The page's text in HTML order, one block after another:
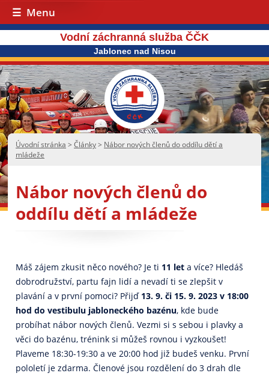
Menu
Vodní záchranná služba ČČK
Jablonec nad Nisou
Úvodní stránka >Články> Nábor nových členů do oddílu dětí a
mládeže
Nábor nových členů do
oddílu dětí a mládeže
Máš zájem zkusit něco nového? Je ti 11 let a více? Hledáš
dobrodružství, partu fajn lidí a nevadí ti se zlepšit v
plavání a v první pomoci? Přijď 13. 9. či 15. 9. 2023 v 18:00
hod do vestibulu jabloneckého bazénu, kde bude
probíhat nábor nových členů. Vezmi si s sebou i plavky a
věci do bazénu, trénink si můžeš rovnou i vyzkoušet!
Plaveme 18:30-19:30 a ve 20:00 hod již budeš venku. První
pololetí je zdarma. Členové jsou rozdělení do 3 drah dle